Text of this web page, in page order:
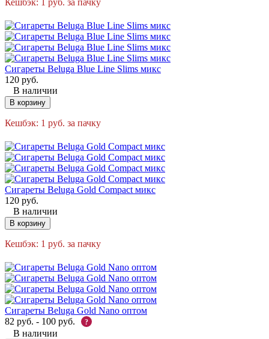
Сигареты Beluga Blue Line Slims микс
120 руб.
В наличии
В корзину
Кешбэк: 1 руб. за пачку
Сигареты Beluga Gold Compact микс
120 руб.
В наличии
В корзину
Кешбэк: 1 руб. за пачку
Сигареты Beluga Gold Nano оптом
82 руб. - 100 руб. ?
В наличии